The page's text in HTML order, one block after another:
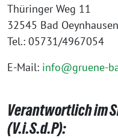
Thüringer Weg 11
32545 Bad Oeynhausen
Tel.: 05731/4967054
E-Mail: info@gruene-
Verantwortlich im
(V.i.S.d.P):